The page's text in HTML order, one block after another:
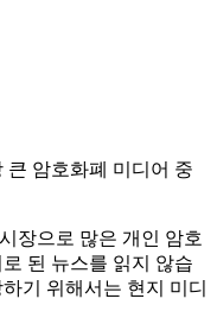
큰 암호화폐 미디어 중
장으로 많은 개인 암호
된 뉴스를 읽지 않습
기 위해서는 현지 미디